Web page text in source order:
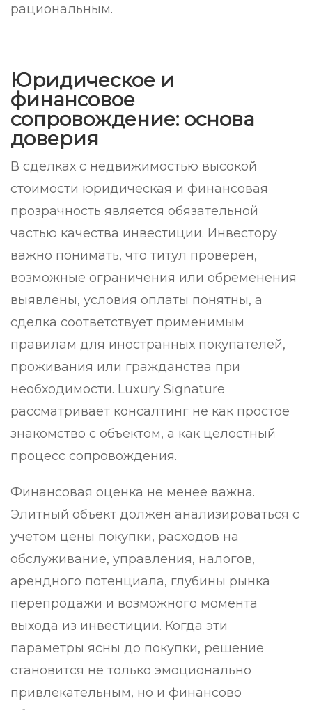
рациональным.
Юридическое и
финансовое
сопровождение: основа
доверия
В сделках с недвижимостью высокой
стоимости юридическая и финансовая
прозрачность является обязательной
частью качества инвестиции. Инвестору
важно понимать, что титул проверен,
возможные ограничения или обременения
выявлены, условия оплаты понятны, а
сделка соответствует применимым
правилам для иностранных покупателей,
проживания или гражданства при
необходимости. Luxury Signature
рассматривает консалтинг не как простое
знакомство с объектом, а как целостный
процесс сопровождения.
Финансовая оценка не менее важна.
Элитный объект должен анализироваться с
учетом цены покупки, расходов на
обслуживание, управления, налогов,
арендного потенциала, глубины рынка
перепродажи и возможного момента
выхода из инвестиции. Когда эти
параметры ясны до покупки, решение
становится не только эмоционально
привлекательным, но и финансово